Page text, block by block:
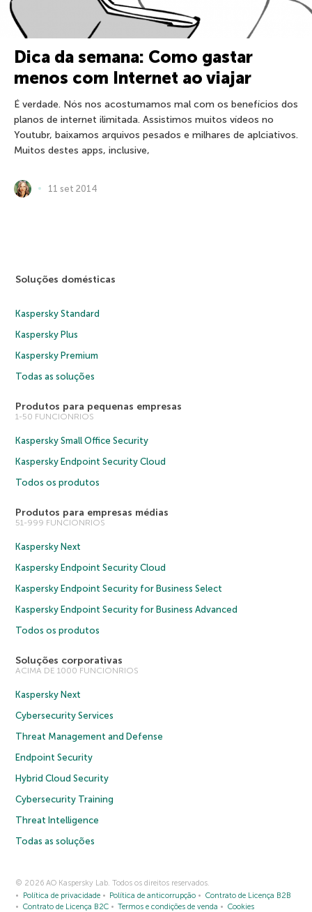
Dica da semana: Como gastar
menos com Internet ao viajar
É verdade. Nós nos acostumamos mal com os benefícios dos
planos de internet ilimitada. Assistimos muitos vídeos no
Youtubr, baixamos arquivos pesados e milhares de aplciativos.
Muitos destes apps, inclusive,
11 set 2014
Soluções domésticas
Kaspersky Standard
Kaspersky Plus
Kaspersky Premium
Todas as soluções
Produtos para pequenas empresas
1-50 FUNCIONRIOS
Kaspersky Small Office Security
Kaspersky Endpoint Security Cloud
Todos os produtos
Produtos para empresas médias
51-999 FUNCIONRIOS
Kaspersky Next
Kaspersky Endpoint Security Cloud
Kaspersky Endpoint Security for Business Select
Kaspersky Endpoint Security for Business Advanced
Todos os produtos
Soluções corporativas
ACIMA DE 1000 FUNCIONRIOS
Kaspersky Next
Cybersecurity Services
Threat Management and Defense
Endpoint Security
Hybrid Cloud Security
Cybersecurity Training
Threat Intelligence
Todas as soluções
© 2026 AO Kaspersky Lab. Todos os direitos reservados.
Política de privacidade
Política de anticorrupção
Contrato de Licença B2B
Contrato de Licença B2C
Termos e condições de venda Cookies